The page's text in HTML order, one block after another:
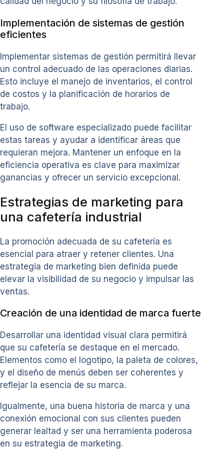
Implementación de sistemas de gestión
eficientes
Implementar sistemas de gestión permitirá llevar
un control adecuado de las operaciones diarias.
Esto incluye el manejo de inventarios, el control
de costos y la planificación de horarios de
trabajo.
El uso de software especializado puede facilitar
estas tareas y ayudar a identificar áreas que
requieran mejora. Mantener un enfoque en la
eficiencia operativa es clave para maximizar
ganancias y ofrecer un servicio excepcional.
Estrategias de marketing para
una cafetería industrial
La promoción adecuada de su cafetería es
esencial para atraer y retener clientes. Una
estrategia de marketing bien definida puede
elevar la visibilidad de su negocio y impulsar las
ventas.
Creación de una identidad de marca fuerte
Desarrollar una identidad visual clara permitirá
que su cafetería se destaque en el mercado.
Elementos como el logotipo, la paleta de colores,
y el diseño de menús deben ser coherentes y
reflejar la esencia de su marca.
Igualmente, una buena historia de marca y una
conexión emocional con sus clientes pueden
generar lealtad y ser una herramienta poderosa
en su estrategia de marketing.